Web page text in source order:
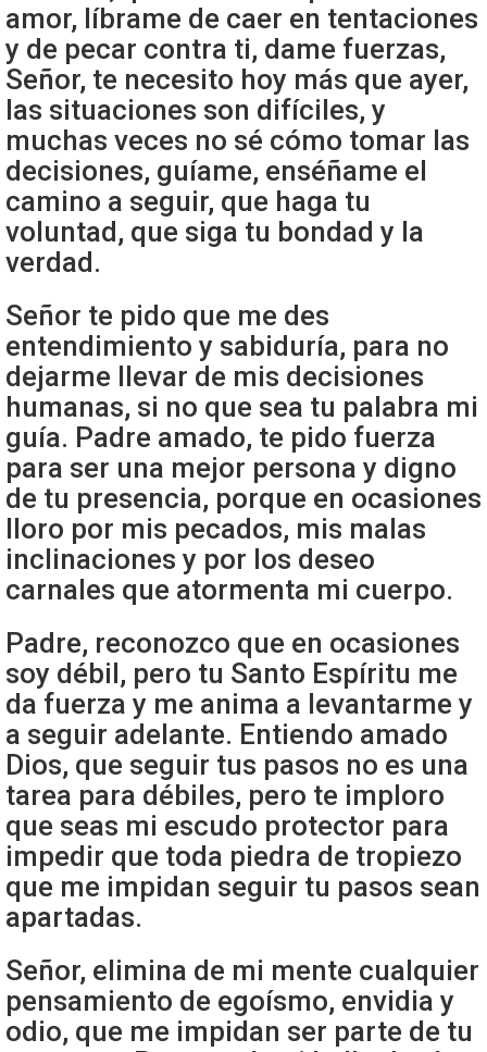
amor, líbrame de caer en tentaciones
y de pecar contra ti, dame fuerzas,
Señor, te necesito hoy más que ayer,
las situaciones son difíciles, y
muchas veces no sé cómo tomar las
decisiones, guíame, enséñame el
camino a seguir, que haga tu
voluntad, que siga tu bondad y la
verdad.
Señor te pido que me des
entendimiento y sabiduría, para no
dejarme llevar de mis decisiones
humanas, si no que sea tu palabra mi
guía. Padre amado, te pido fuerza
para ser una mejor persona y digno
de tu presencia, porque en ocasiones
lloro por mis pecados, mis malas
inclinaciones y por los deseo
carnales que atormenta mi cuerpo.
Padre, reconozco que en ocasiones
soy débil, pero tu Santo Espíritu me
da fuerza y me anima a levantarme y
a seguir adelante. Entiendo amado
Dios, que seguir tus pasos no es una
tarea para débiles, pero te imploro
que seas mi escudo protector para
impedir que toda piedra de tropiezo
que me impidan seguir tu pasos sean
apartadas.
Señor, elimina de mi mente cualquier
pensamiento de egoísmo, envidia y
odio, que me impidan ser parte de tu